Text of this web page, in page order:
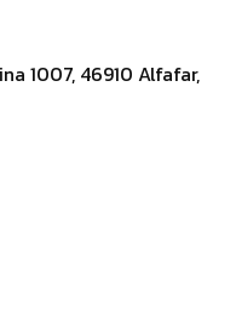
1007, 46910 Alfafar,